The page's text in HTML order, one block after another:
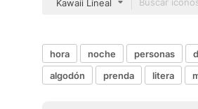
Kawaii Lineal
hora noche personas
algodón
prenda litera